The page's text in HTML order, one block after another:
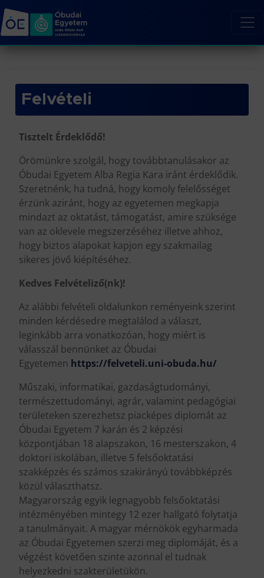
Felvételi
Tisztelt Érdeklődő!
Örömünkre szolgál, hogy továbbtanulásakor az
Óbudai Egyetem Alba Regia Kara iránt érdeklődik.
Szeretnénk, ha tudná, hogy komoly felelősséget
érzünk aziránt, hogy az egyetemen megkapja
mindazt az oktatást, támogatást, amire szüksége
van az oklevele megszerzéséhez illetve ahhoz,
hogy biztos alapokat kapjon egy szakmailag
sikeres jövő kiépítéséhez.
Kedves Felvételiző(nk)!
Az alábbi felvételi oldalunkon reményeink szerint
minden kérdésedre megtalálod a választ,
leginkább arra vonatkozóan, hogy miért is
válasszál bennünket az Óbudai
Egyetemen https://felveteli.uni-obuda.hu/
Műszaki, informatikai, gazdaságtudományi,
természettudományi, agrár, valamint pedagógiai
területeken szerezhetsz piacképes diplomát az
Óbudai Egyetem 7 karán és 2 képzési
központjában 18 alapszakon, 16 mesterszakon, 4
doktori iskolában, illetve 5 felsőoktatási
szakképzés és számos szakirányú továbbképzés
közül választhatsz.
Magyarország egyik legnagyobb felsőoktatási
intézményében mintegy 12 ezer hallgató folytatja
a tanulmányait. A magyar mérnökök egyharmada
az Óbudai Egyetemen szerzi meg diplomáját, és a
végzést követően szinte azonnal el tudnak
helyezkedni szakterületükön.